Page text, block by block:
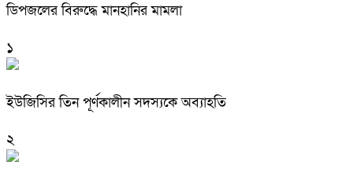
ডিপজলের বিরুদ্ধে মানহানির মামলা
১
ইউজিসির তিন পূর্ণকালীন সদস্যকে অব্যাহতি
২